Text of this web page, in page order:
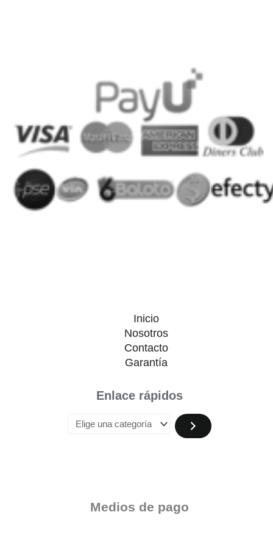
Inicio
Nosotros
Contacto
Garantía
Enlace rápidos
Medios de pago